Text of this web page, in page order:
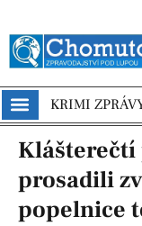
KRIMI
Klášterečtí
prosadili
popelnice